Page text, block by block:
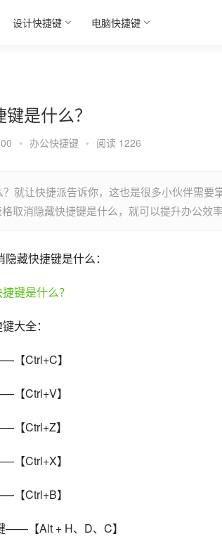
设计快捷键 电脑快捷键
是什么？
• 办公快捷键 • 阅读 1226
就让快捷派告诉你，这也是很多小伙伴需要
取消隐藏快捷键是什么，就可以提升办公效率
藏快捷键是什么：
大全：
【Ctrl+C】
【Ctrl+V】
【Ctrl+Z】
【Ctrl+X】
【Ctrl+B】
——【Alt + H、D、C】